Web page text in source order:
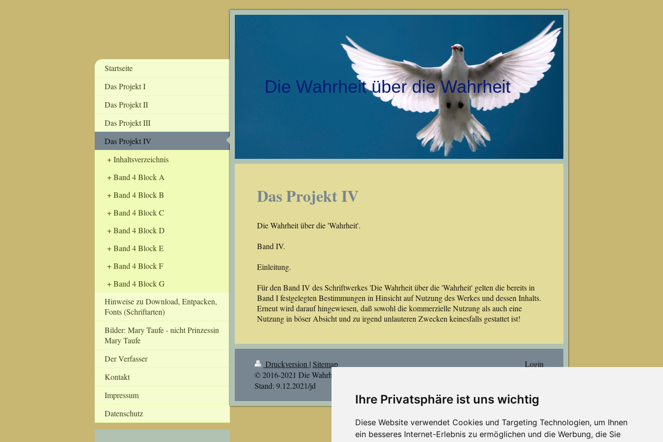
Ihre Privatsphäre ist uns wichtig
Diese Website verwendet Cookies und Targeting Technologien, um Ihnen
ein besseres Internet-Erlebnis zu ermöglichen und die Werbung, die Sie
Die Wahrheit über die Wahrheit
Das Projekt IV
Die Wahrheit über die 'Wahrheit'.
Band IV.
Einleitung.
Für den Band IV des Schriftwerkes 'Die Wahrheit über die 'Wahrheit' gelten die bereits in
Band I festgelegten Bestimmungen in Hinsicht auf Nutzung des Werkes und dessen Inhalts.
Erneut wird darauf hingewiesen, daß sowohl die kommerzielle Nutzung als auch eine
Nutzung in böser Absicht und zu irgend unlauteren Zwecken keinesfalls gestattet ist!
Druckversion | Sitemap
© 2016-2021 Die Wahrheit über die Wahrheit |
Stand: 9.12.2021/jd
Login
Startseite
Das Projekt I
Das Projekt II
Das Projekt III
Das Projekt IV
Inhaltsverzeichnis
Band 4 Block A
Band 4 Block B
Band 4 Block C
Band 4 Block D
Band 4 Block E
Band 4 Block F
Band 4 Block G
Hinweise zu Download, Entpacken,
Fonts (Schriftarten)
Bilder: Mary Taufe - nicht Prinzessin
Mary Taufe
Der Verfasser
Kontakt
Impressum
Datenschutz